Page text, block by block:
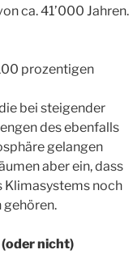
ca. 41’000 Jahren.
prozentigen
bei steigender
des ebenfalls
gelangen
aber ein, dass
Klimasystems noch
gehören.
nicht)